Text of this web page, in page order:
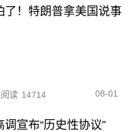
了！特朗普拿美国说事
阅读 14714 08-01
宣布“历史性协议”